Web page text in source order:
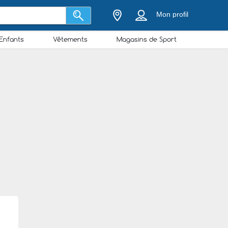
Mon profil
Vêtements Magasins de Sport